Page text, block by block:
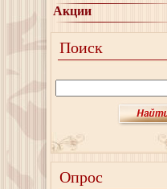
Акции
Поиск
Опрос